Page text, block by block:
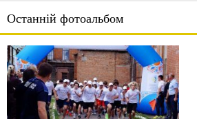
Останній фотоальбом